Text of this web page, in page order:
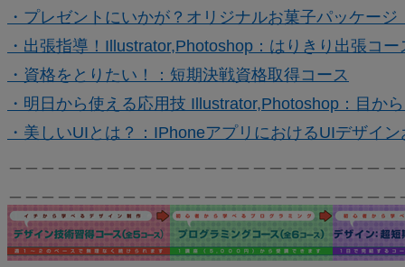
・プレゼントにいかが？オリジナルお菓子パッケー
・出張指導！Illustrator,Photoshop：はりきり出張コー
・資格をとりたい！：短期決戦資格取得コース
・明日から使える応用技 Illustrator,Photoshop：目か
・美しいUIとは？：IPhoneアプリにおけるUIデザイ